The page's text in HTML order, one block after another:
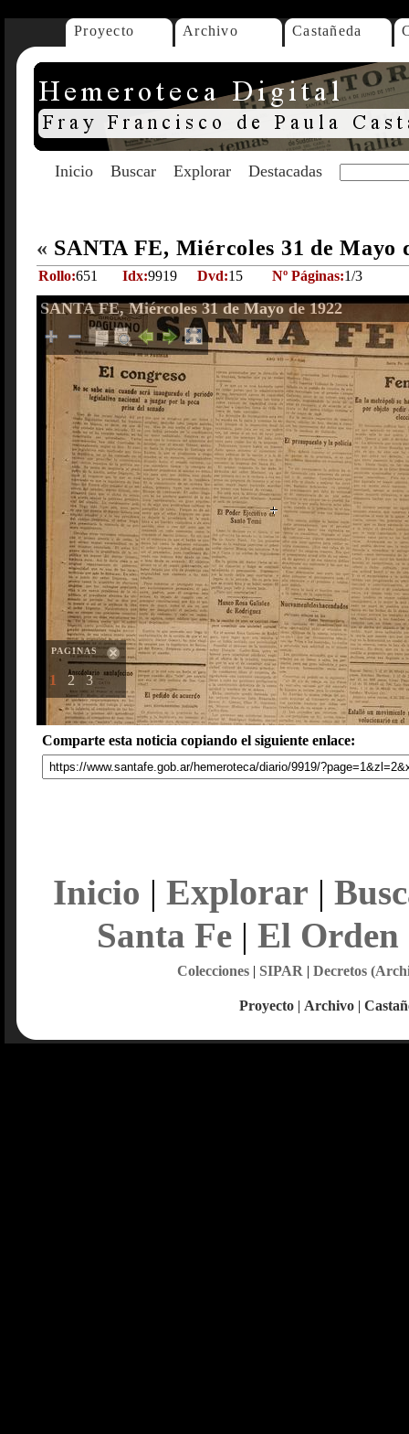
Proyecto Archivo Castañeda
Inicio Buscar Explorar Destacadas
« SANTA FE, Miércoles 31 de Mayo
Rollo:651 Idx:9919 Dvd:15 Nº Páginas:1/3
SANTA FE, Miércoles 31 de Mayo de 1922
PAGINAS
1 2 3
Comparte esta noticia copiando el siguiente enlace:
Inicio | Explorar |
Santa Fe| El Orden
Colecciones| SIPAR | Decretos
Proyecto | Archivo |